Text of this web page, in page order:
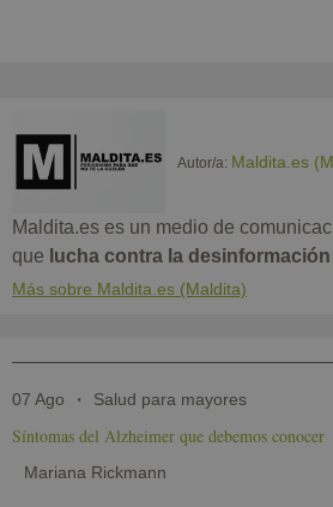
Autor/a: Maldita.es
Maldita.es es un medio de
que lucha contra la desinformación
Más sobre Maldita.es (Maldita)
07 Ago Salud para mayores
Síntomas del Alzheimer que debemos conocer
Mariana Rickmann